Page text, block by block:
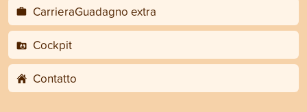
CarrieraGuadagno extra
Cockpit
Contatto